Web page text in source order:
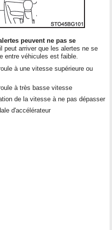
peuvent ne pas se
peut arriver que les alertes ne se
entre véhicules est faible.
à une vitesse supérieure ou
à très basse vitesse
de la vitesse à ne pas dépasser
d'accélérateur